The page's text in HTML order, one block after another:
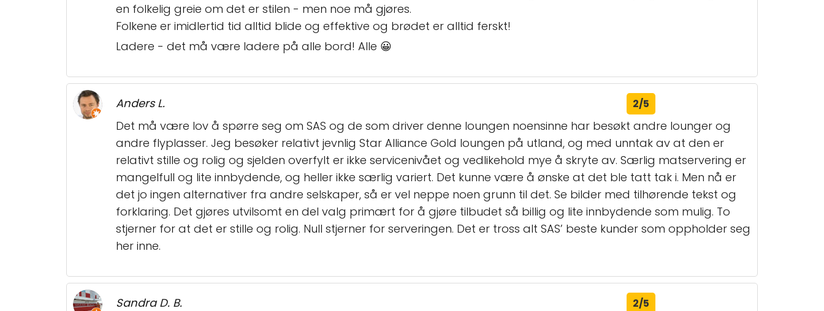
en folkelig greie om det er stilen - men noe må gjøres.
Folkene er imidlertid tid alltid blide og effektive og brødet er alltid ferskt!
Ladere - det må være ladere på alle bord! Alle 😀
Anders L. 2/5
Det må være lov å spørre seg om SAS og de som driver denne loungen noensinne har besøkt andre lounger og
andre flyplasser. Jeg besøker relativt jevnlig Star Alliance Gold loungen på utland, og med unntak av at den er
relativt stille og rolig og sjelden overfylt er ikke servicenivået og vedlikehold mye å skryte av. Særlig matservering er
mangelfull og lite innbydende, og heller ikke særlig variert. Det kunne være å ønske at det ble tatt tak i. Men nå er
det jo ingen alternativer fra andre selskaper, så er vel neppe noen grunn til det. Se bilder med tilhørende tekst og
forklaring. Det gjøres utvilsomt en del valg primært for å gjøre tilbudet så billig og lite innbydende som mulig. To
stjerner for at det er stille og rolig. Null stjerner for serveringen. Det er tross alt SAS’ beste kunder som oppholder seg
her inne.
Sandra D. B. 2/5